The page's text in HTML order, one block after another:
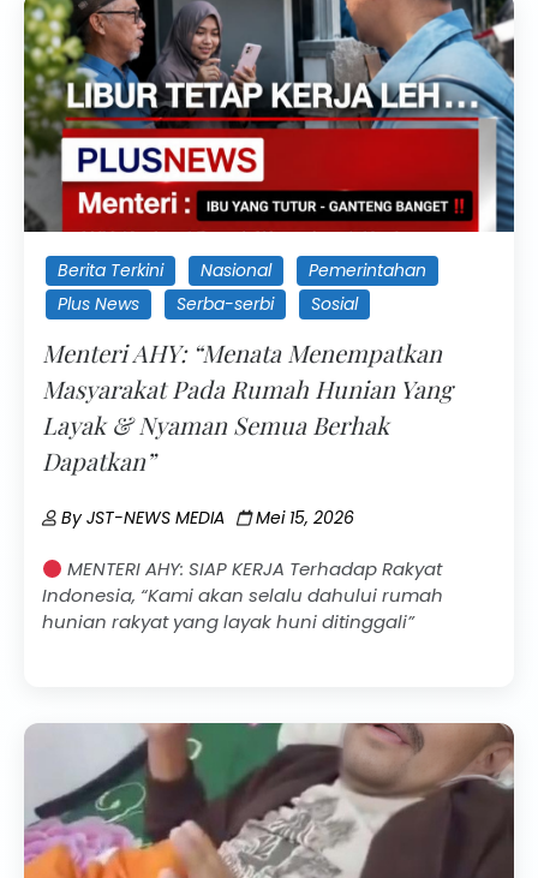
Berita Terkini Nasional
Pemerintahan
Plus News
Serba-serbi Sosial
Menteri AHY: “Menata Menempatkan
Masyarakat Pada Rumah Hunian Yang
Layak & Nyaman Semua Berhak
Dapatkan”
ByJST-NEWS MEDIA Mei 15, 2026
MENTERI AHY: SIAP KERJA Terhadap Rakyat
Indonesia, “Kami akan selalu dahului rumah
hunian rakyat yang layak huni ditinggali”